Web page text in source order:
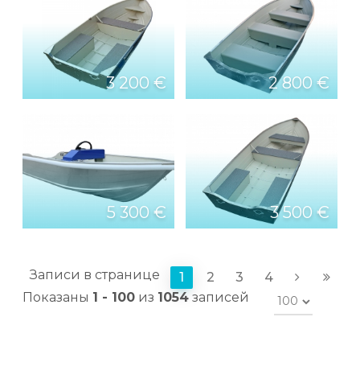
3 200 € 2 800 €
5 300 € 3 500 €
1 2 3
4
Показаны 1 - 100 из 1054 записей
Записи в странице